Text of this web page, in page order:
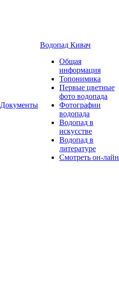
Документы
Водопад Кивач
Общая
информация
Топонимика
Первые цветные
фото водопада
Фотографии
водопада
Водопад в
искусстве
Водопад в
литературе
Смотреть он-лайн